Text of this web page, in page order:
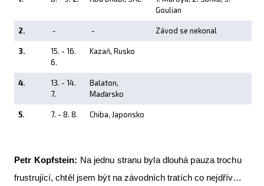
Goulian
2. - - Závod se nekonal
3.
15. - 16.
6.
Kazaň, Rusko
4.
13. - 14.
7.
Balaton,
Maďarsko
5. 7. - 8. 8. Chiba, Japonsko
Petr Kopfstein: Na jednu stranu byla dlouhá pauza trochu
frustrující, chtěl jsem být na závodních tratích co nejdřív…